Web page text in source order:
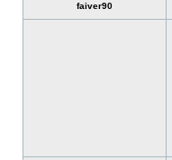
faiver90